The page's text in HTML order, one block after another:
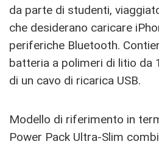
da parte di studenti,
che desiderano caricare
periferiche Bluetooth.
batteria a polimeri di litio da
di un cavo di ricarica USB.
Modello di riferimento in
Power Pack Ultra-Slim